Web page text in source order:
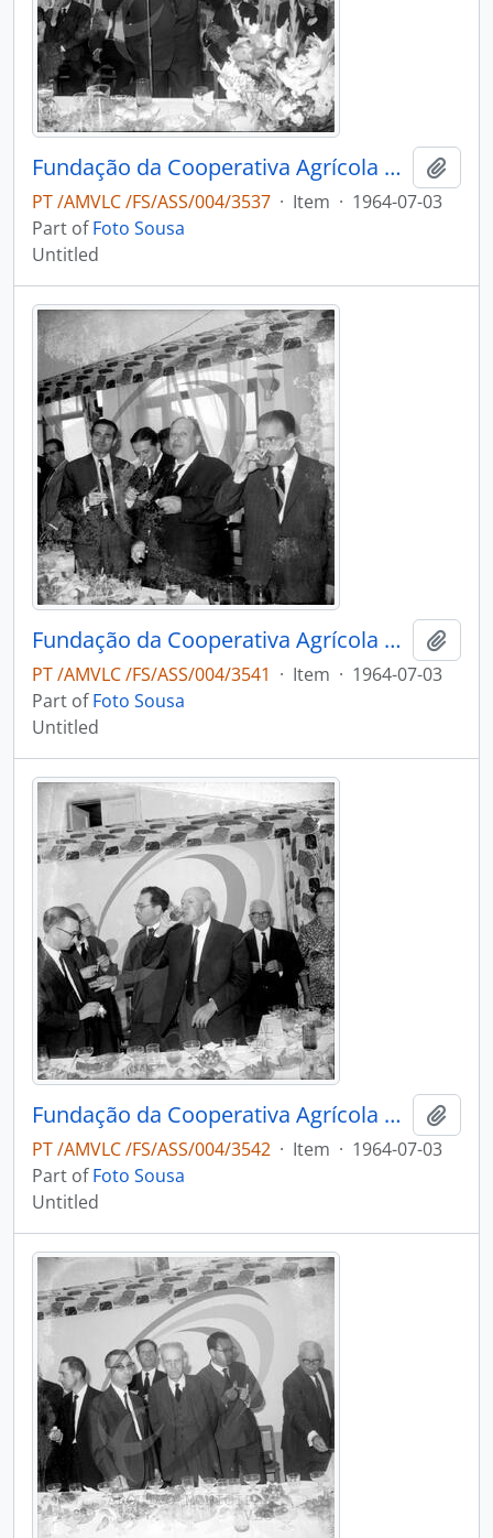
Fundação da Cooperativa Agrícola do Caima
PT /AMVLC /FS/ASS/004/3537 · Item · 1964-07-03
Part ofFoto Sousa
Untitled
Fundação da Cooperativa Agrícola do Caima
PT /AMVLC /FS/ASS/004/3541 · Item · 1964-07-03
Part ofFoto Sousa
Untitled
Fundação da Cooperativa Agrícola do Caima
PT /AMVLC /FS/ASS/004/3542 · Item · 1964-07-03
Part ofFoto Sousa
Untitled